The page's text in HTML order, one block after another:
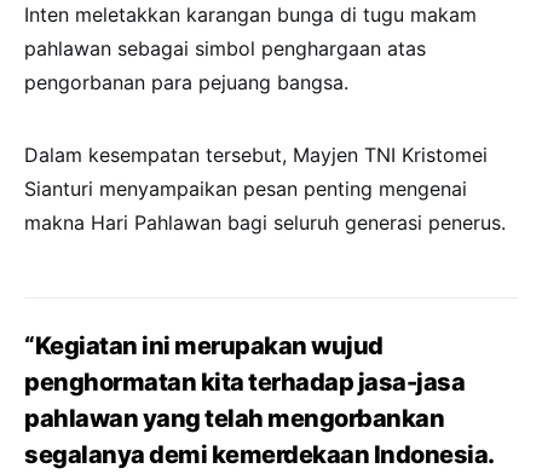
Inten meletakkan karangan bunga di tugu makam
pahlawan sebagai simbol penghargaan atas
pengorbanan para pejuang bangsa.
Dalam kesempatan tersebut, Mayjen TNI Kristomei
Sianturi menyampaikan pesan penting mengenai
makna Hari Pahlawan bagi seluruh generasi penerus.
“Kegiatan ini merupakan wujud
penghormatan kita terhadap jasa-jasa
pahlawan yang telah mengorbankan
segalanya demi kemerdekaan Indonesia.